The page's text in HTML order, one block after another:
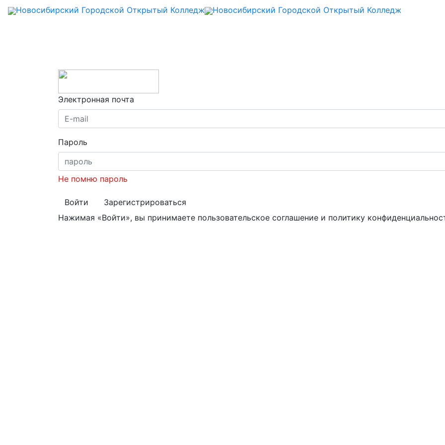
Новосибирский Городской Открытый Колледж Новосибирский Городской Открытый Колледж
Электронная почта
Пароль
Не помню пароль
Войти
Зарегистрироваться
Нажимая «Войти», вы принимаете пользовательское соглашение и политику